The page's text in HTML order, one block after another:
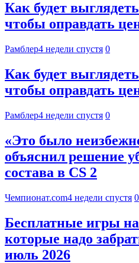
Как будет
чтобы оправдать
Рамблер4 недели спустя 0
Как будет
чтобы оправдать
Рамблер4 недели спустя 0
«Это было
объяснил решение
состава в CS 2
Чемпионат.com4 недели спустя 0
Бесплатные игры
которые надо
июль 2026